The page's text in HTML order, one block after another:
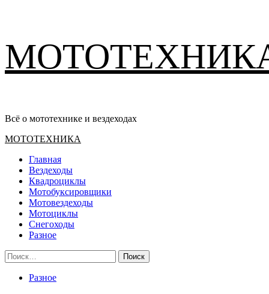
содержимому
Всё о мототехнике и вездеходах
Основное
МОТОТЕХНИКА
Главная
Вездеходы
Квадроциклы
Мотобуксировщики
Мотовездеходы
Мотоциклы
Снегоходы
Разное
Найти:
Разное